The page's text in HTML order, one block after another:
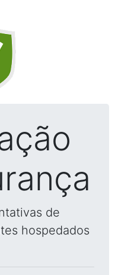
de
hospedados